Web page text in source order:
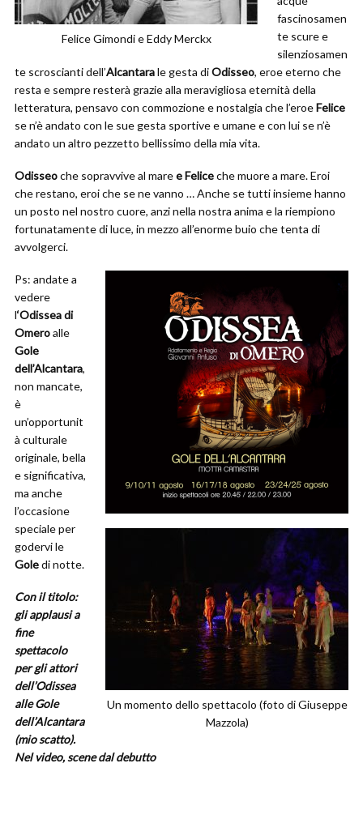
Felice Gimondi e Eddy Merckx
fascinosamen
te scure e
silenziosamen
te scroscianti dell’Alcantarale gesta diOdisseo, eroe eterno che
resta e sempre resterà grazie alla meravigliosa eternità della
letteratura, pensavo con commozione e nostalgia che l’eroeFelice
se n’è andato con le sue gesta sportive e umane e con lui se n’è
andato un altro pezzetto bellissimo della mia vita.
Odisseoche sopravvive al maree Feliceche muore a mare. Eroi
che restano, eroi che se ne vanno … Anche se tutti insieme hanno
un posto nel nostro cuore, anzi nella nostra anima e la riempiono
fortunatamente di luce, in mezzo all’enorme buio che tenta di
avvolgerci.
Un momento dello spettacolo (foto di Giuseppe
Mazzola)
Ps: andate a
vedere
l‘Odissea di
Omeroalle
Gole
dell’Alcantara,
non mancate,
è
un’opportunit
à culturale
originale, bella
e significativa,
ma anche
l’occasione
speciale per
godervi le
Goledi notte.
Con il titolo:
gli applausi a
fine
spettacolo
per gli attori
dell’Odissea
alle Gole
dell’Alcantara
(mio scatto).
Nel video, scene dal debutto